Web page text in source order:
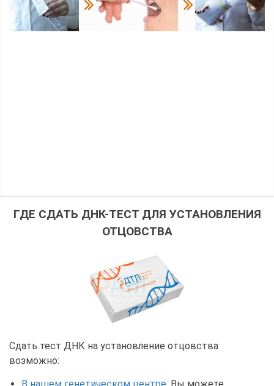
ГДЕ СДАТЬ ДНК-ТЕСТ ДЛЯ УСТАНОВЛЕНИЯ
ОТЦОВСТВА
Сдать тест ДНК на установление отцовства
возможно: